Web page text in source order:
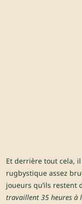
Et derrière tout cela,
rugbystique assez
joueurs qu’ils restent
travaillent 35 heures à